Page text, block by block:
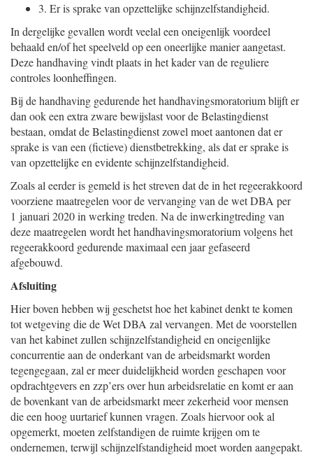
3. Er is sprake van opzettelijke schijnzelfstandigheid.
In dergelijke gevallen wordt veelal een oneigenlijk voordeel
behaald en/of het speelveld op een oneerlijke manier aangetast.
Deze handhaving vindt plaats in het kader van de reguliere
controles loonheffingen.
Bij de handhaving gedurende het handhavingsmoratorium blijft er
dan ook een extra zware bewijslast voor de Belastingdienst
bestaan, omdat de Belastingdienst zowel moet aantonen dat er
sprake is van een (fictieve) dienstbetrekking, als dat er sprake is
van opzettelijke en evidente schijnzelfstandigheid.
Zoals al eerder is gemeld is het streven dat de in het regeerakkoord
voorziene maatregelen voor de vervanging van de wet DBA per
1 januari 2020 in werking treden. Na de inwerkingtreding van
deze maatregelen wordt het handhavingsmoratorium volgens het
regeerakkoord gedurende maximaal een jaar gefaseerd
afgebouwd.
Afsluiting
Hier boven hebben wij geschetst hoe het kabinet denkt te komen
tot wetgeving die de Wet DBA zal vervangen. Met de voorstellen
van het kabinet zullen schijnzelfstandigheid en oneigenlijke
concurrentie aan de onderkant van de arbeidsmarkt worden
tegengegaan, zal er meer duidelijkheid worden geschapen voor
opdrachtgevers en zzp’ers over hun arbeidsrelatie en komt er aan
de bovenkant van de arbeidsmarkt meer zekerheid voor mensen
die een hoog uurtarief kunnen vragen. Zoals hiervoor ook al
opgemerkt, moeten zelfstandigen de ruimte krijgen om te
ondernemen, terwijl schijnzelfstandigheid moet worden aangepakt.